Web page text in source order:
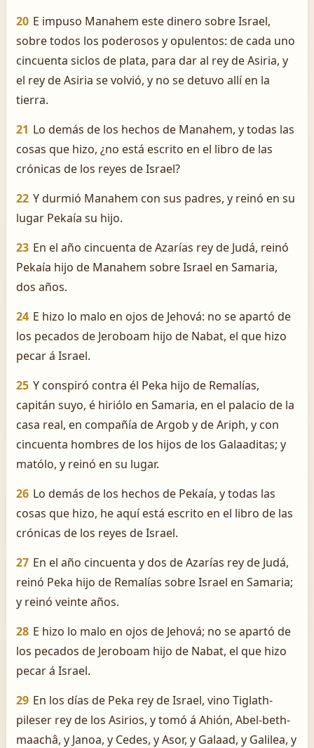
20 E impuso Manahem este dinero sobre Israel,
sobre todos los poderosos y opulentos: de cada uno
cincuenta siclos de plata, para dar al rey de Asiria, y
el rey de Asiria se volvió, y no se detuvo allí en la
tierra.
21 Lo demás de los hechos de Manahem, y todas las
cosas que hizo, ¿no está escrito en el libro de las
crónicas de los reyes de Israel?
22 Y durmió Manahem con sus padres, y reinó en su
lugar Pekaía su hijo.
23 En el año cincuenta de Azarías rey de Judá, reinó
Pekaía hijo de Manahem sobre Israel en Samaria,
dos años.
24 E hizo lo malo en ojos de Jehová: no se apartó de
los pecados de Jeroboam hijo de Nabat, el que hizo
pecar á Israel.
25 Y conspiró contra él Peka hijo de Remalías,
capitán suyo, é hiriólo en Samaria, en el palacio de la
casa real, en compañía de Argob y de Ariph, y con
cincuenta hombres de los hijos de los Galaaditas; y
matólo, y reinó en su lugar.
26 Lo demás de los hechos de Pekaía, y todas las
cosas que hizo, he aquí está escrito en el libro de las
crónicas de los reyes de Israel.
27 En el año cincuenta y dos de Azarías rey de Judá,
reinó Peka hijo de Remalías sobre Israel en Samaria;
y reinó veinte años.
28 E hizo lo malo en ojos de Jehová; no se apartó de
los pecados de Jeroboam hijo de Nabat, el que hizo
pecar á Israel.
29 En los días de Peka rey de Israel, vino Tiglath-
pileser rey de los Asirios, y tomó á Ahión, Abel-beth-
maachâ, y Janoa, y Cedes, y Asor, y Galaad, y Galilea, y